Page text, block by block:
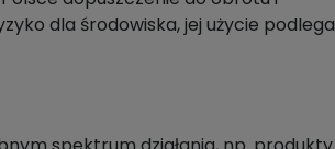
dla środowiska, jej użycie podlega